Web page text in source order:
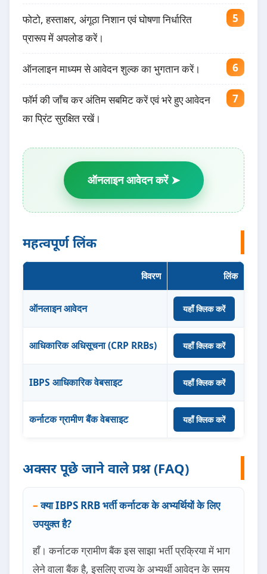
फोटो, हस्ताक्षर, अंगूठा निशान एवं घोषणा निर्धारित
प्रारूप में अपलोड करें।
ऑनलाइन माध्यम से आवेदन शुल्क का भुगतान करें।
फॉर्म की जाँच कर अंतिम सबमिट करें एवं भरे हुए आवेदन
का प्रिंट सुरक्षित रखें।
ऑनलाइन आवेदन करें ➤
महत्वपूर्ण लिंक
विवरण लिंक
ऑनलाइन आवेदन यहाँ क्लिक करें
आधिकारिक अधिसूचना (CRP RRBs) यहाँ क्लिक करें
IBPS आधिकारिक वेबसाइट यहाँ क्लिक करें
कर्नाटक ग्रामीण बैंक वेबसाइट यहाँ क्लिक करें
अक्सर पूछे जाने वाले प्रश्न (FAQ)
क्या IBPS RRB भर्ती कर्नाटक के अभ्यर्थियों के लिए
उपयुक्त है?
हाँ। कर्नाटक ग्रामीण बैंक इस साझा भर्ती प्रक्रिया में भाग
लेने वाला बैंक है, इसलिए राज्य के अभ्यर्थी आवेदन के समय